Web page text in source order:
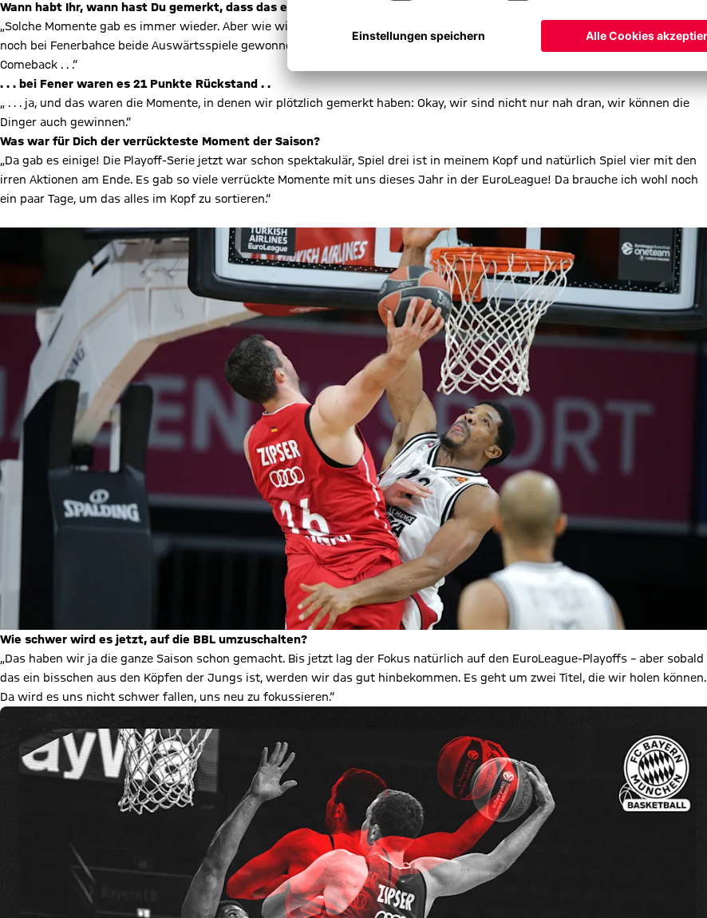
Wann habt Ihr, wann hast Du gemerkt, dass das ein besonderes Team ist, dass es click gemacht hat?
„Solche Momente gab es immer wieder. Aber wie wir zum Beispiel in Tel Aviv bei Maccabi und dann in der gleichen Woche auch
noch bei Fenerbahce beide Auswärtsspiele gewonnen haben (
Mitte Oktober; Anm.d.Red.)
Comeback . . .“
. . . bei Fener waren es 21 Punkte Rückstand . .
„ . . . ja, und das waren die Momente, in denen wir plötzlich gemerkt haben: Okay, wir sind nicht nur nah dran, wir können die
Dinger auch gewinnen.“
Was war für Dich der verrückteste Moment der Saison?
„Da gab es einige! Die Playoff-Serie jetzt war schon spektakulär, Spiel drei ist in meinem Kopf und natürlich Spiel vier mit den
irren Aktionen am Ende. Es gab so viele verrückte Momente mit uns dieses Jahr in der EuroLeague! Da brauche ich wohl noch
ein paar Tage, um das alles im Kopf zu sortieren.“
Wie schwer wird es jetzt, auf die BBL umzuschalten?
„Das haben wir ja die ganze Saison schon gemacht. Bis jetzt lag der Fokus natürlich auf den EuroLeague-Playoffs – aber sobald
das ein bisschen aus den Köpfen der Jungs ist, werden wir das gut hinbekommen. Es geht um zwei Titel, die wir holen können.
Da wird es uns nicht schwer fallen, uns neu zu fokussieren.“